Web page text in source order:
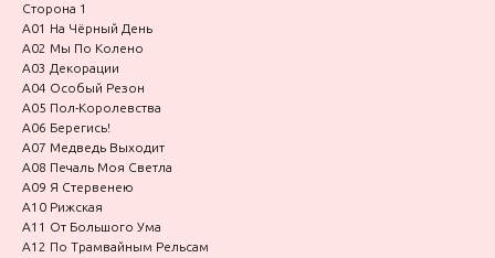
Сторона 1
A01 На Чёрный День
A02 Мы По Колено
A03 Декорации
A04 Особый Резон
A05 Пол-Королевства
A06 Берегись!
A07 Медведь Выходит
A08 Печаль Моя Светла
A09 Я Стервенею
A10 Рижская
A11 От Большого Ума
A12 По Трамвайным Рельсам